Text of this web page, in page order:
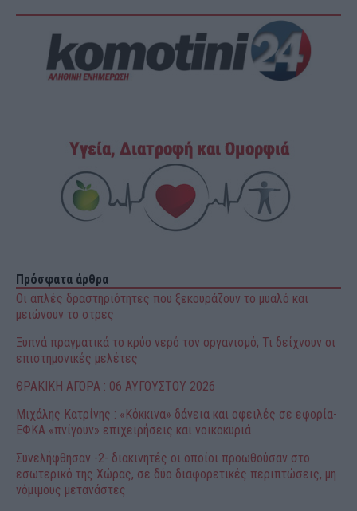
Πρόσφατα άρθρα
Οι απλές δραστηριότητες που ξεκουράζουν το μυαλό και
μειώνουν το στρες
Ξυπνά πραγματικά το κρύο νερό τον οργανισμό; Τι δείχνουν οι
επιστημονικές μελέτες
ΘΡΑΚΙΚΗ ΑΓΟΡΑ : 06 ΑΥΓΟΥΣΤΟΥ 2026
Μιχάλης Κατρίνης : «Κόκκινα» δάνεια και οφειλές σε εφορία-
ΕΦΚΑ «πνίγουν» επιχειρήσεις και νοικοκυριά
Συνελήφθησαν -2- διακινητές οι οποίοι προωθούσαν στο
εσωτερικό της Χώρας, σε δύο διαφορετικές περιπτώσεις, μη
νόμιμους μετανάστες